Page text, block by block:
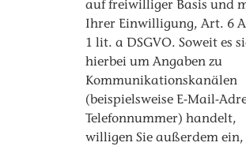
auf freiwilliger Basis und
Ihrer Einwilligung, Art. 6
1 lit. a DSGVO. Soweit es
hierbei um Angaben zu
Kommunikationskanälen
(beispielsweise E-Mail-
Telefonnummer) handelt,
willigen Sie außerdem ein,